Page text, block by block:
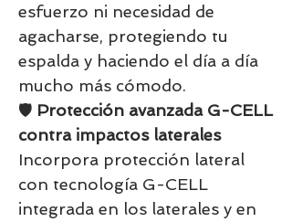
esfuerzo ni necesidad de
agacharse, protegiendo tu
espalda y haciendo el día a día
mucho más cómodo.
🛡️ Protección avanzada G-CELL
contra impactos laterales
Incorpora protección lateral
con tecnología G-CELL
integrada en los laterales y en